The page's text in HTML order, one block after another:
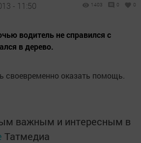
- 11:50 1403 0 0
водитель не справился с
в дерево.
своевременно оказать помощь.
важным и интересным в
Татмедиа